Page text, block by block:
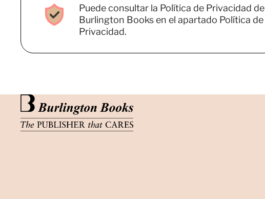
Puede consultar la Política de Privacidad de
Burlington Books en el apartado Política de
Privacidad.